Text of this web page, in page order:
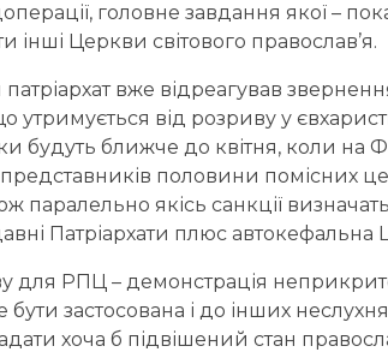
головне завдання якої –
інші Церкви світового православ’я.
вже відреагував
утримується від розриву у
будуть ближче до квітня, коли на
половини помісних
паралельно якісь санкції
Патріархати плюс автокефальна
для РПЦ – демонстрація
застосована і до інших
хоча б підвішений стан